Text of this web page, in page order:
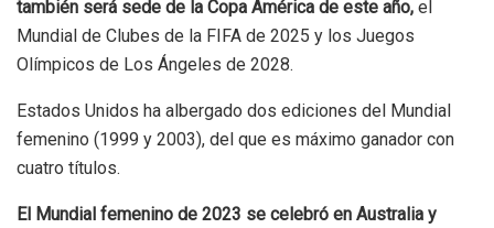
también será sede de la Copa América de este año, el
Mundial de Clubes de la FIFA de 2025 y los Juegos
Olímpicos de Los Ángeles de 2028.
Estados Unidos ha albergado dos ediciones del Mundial
femenino (1999 y 2003), del que es máximo ganador con
cuatro títulos.
El Mundial femenino de 2023 se celebró en Australia y